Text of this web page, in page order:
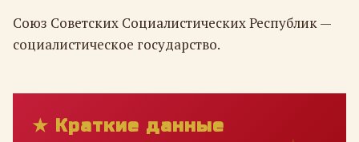
Союз Советских Социалистических Республик —
социалистическое государство.
★ Краткие данные